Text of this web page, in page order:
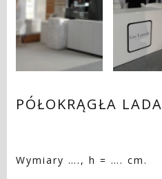
PÓŁOKRĄGŁA LADA
Wymiary …., h = …. cm.